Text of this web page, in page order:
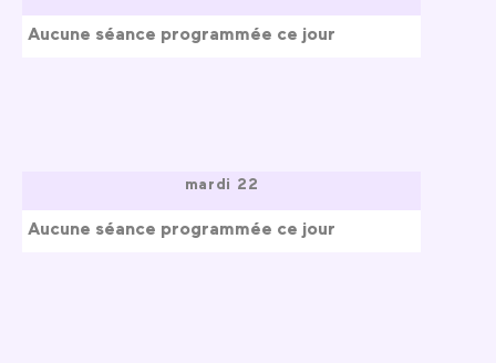
Aucune séance programmée ce jour
mardi 22
Aucune séance programmée ce jour